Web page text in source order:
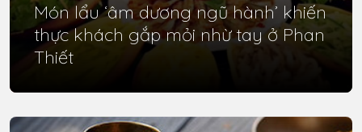
Món lẩu ‘âm dương ngũ hành’ khiến
thực khách gắp mỏi nhừ tay ở Phan
Thiết